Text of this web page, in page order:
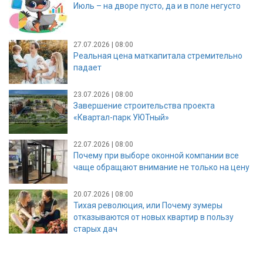
Июль – на дворе пусто, да и в поле негусто
27.07.2026 | 08:00
Реальная цена маткапитала стремительно
падает
23.07.2026 | 08:00
Завершение строительства проекта
«Квартал-парк УЮТный»
22.07.2026 | 08:00
Почему при выборе оконной компании все
чаще обращают внимание не только на цену
20.07.2026 | 08:00
Тихая революция, или Почему зумеры
отказываются от новых квартир в пользу
старых дач